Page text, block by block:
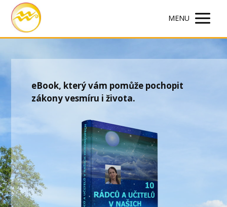
MENU
eBook, který vám pomůže pochopit
zákony vesmíru i života.